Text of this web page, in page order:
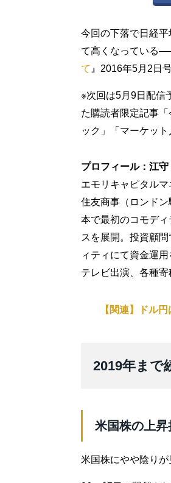
今回の下落で日経
て高くなっている
て 』2016年5月2日
※次回は5月9日配信
た購読者限定記事
ック」「マーケッ
プロフィール：江守
エモリキャピタル
住友商事（ロンド
本で最初のコモデ
スを展開。投資顧
ィティにて資金運
テレビ出演、各種寄
【関連】ドル
2019年まで
米国株の上
米国株にやや陰りが